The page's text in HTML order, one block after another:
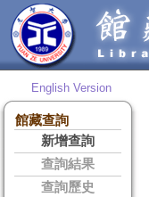
English Version
館藏查詢
新增查詢
查詢結果
查詢歷史